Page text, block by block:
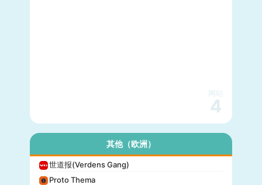
网站
4
其他（欧洲）
世道报(Verdens Gang)
Proto Thema